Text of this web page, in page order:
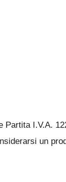
I.V.A.
un